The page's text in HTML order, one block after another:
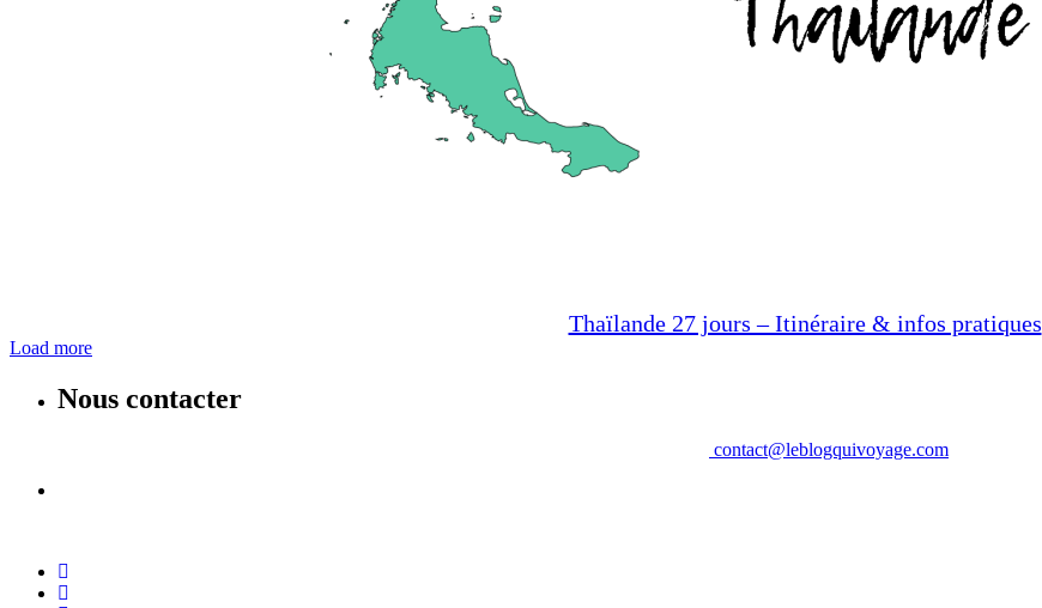
Thaïlande 27 jours – Itinéraire & infos pratiques
Load more
Nous contacter
contact@leblogquivoyage.com